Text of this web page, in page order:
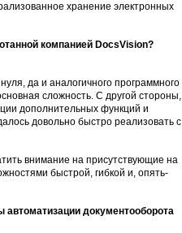
хранение электронных
компанией DocsVision?
да и аналогичного программного
сложность. С другой стороны,
дополнительных функций и
довольно быстро реализовать с
внимание на присутствующие на
быстрой, гибкой и, опять-
документооборота